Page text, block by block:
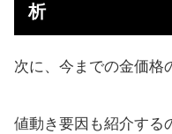
析
次に、今までの金価格
値動き要因も紹介する